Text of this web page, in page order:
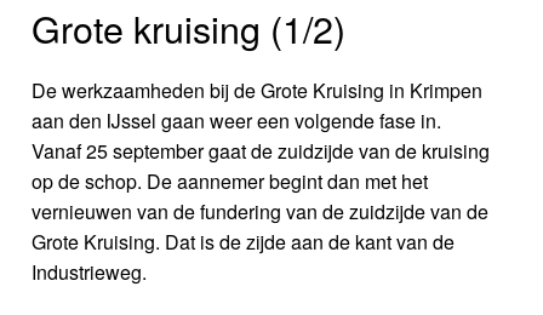
Grote kruising (1/2)
De werkzaamheden bij de Grote Kruising in Krimpen
aan den IJssel gaan weer een volgende fase in.
Vanaf 25 september gaat de zuidzijde van de kruising
op de schop. De aannemer begint dan met het
vernieuwen van de fundering van de zuidzijde van de
Grote Kruising. Dat is de zijde aan de kant van de
Industrieweg.